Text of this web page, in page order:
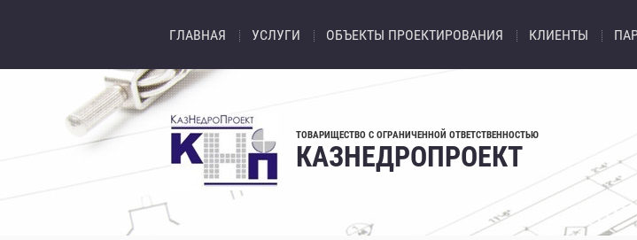
ГЛАВНАЯ УСЛУГИ ОБЪЕКТЫ ПРОЕКТИРОВАНИЯ КЛИЕНТЫ
ТОВАРИЩЕСТВО С ОГРАНИЧЕННОЙ ОТВЕТСТВЕННОСТЬЮ
КАЗНЕДРОПРОЕКТ